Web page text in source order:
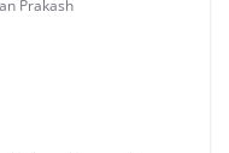
Prakash